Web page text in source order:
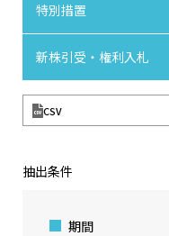
特別措置
新株引受・権利入札
CSV
抽出条件
期間